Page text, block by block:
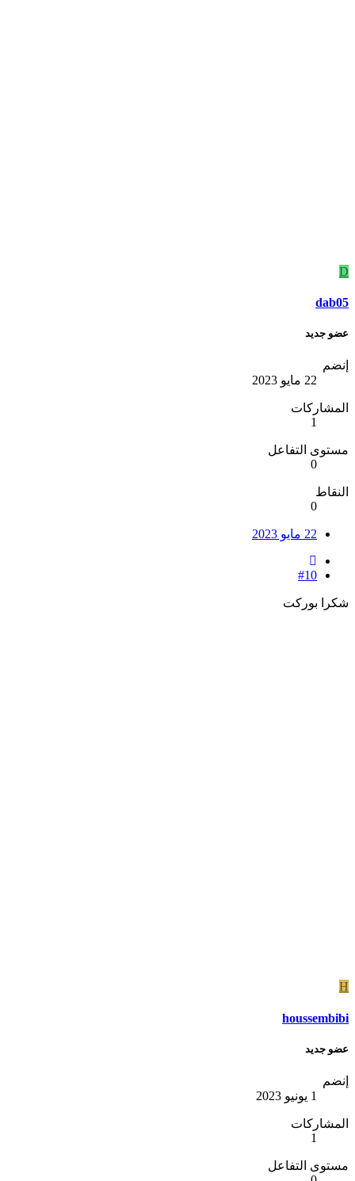
D
dab05
عضو جديد
إنضم
22 مايو 2023
المشاركات
1
مستوى التفاعل
0
النقاط
0
22 مايو 2023
#10
شكرا بوركت
H
houssembibi
عضو جديد
إنضم
1 يونيو 2023
المشاركات
1
مستوى التفاعل